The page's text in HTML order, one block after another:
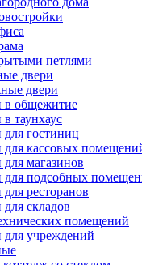
петлями
двери
двери
в общежитие
таунхаус
для гостиниц
для кассовых
для магазинов
для подсобных
ресторанов
складов
помещений
для учреждений